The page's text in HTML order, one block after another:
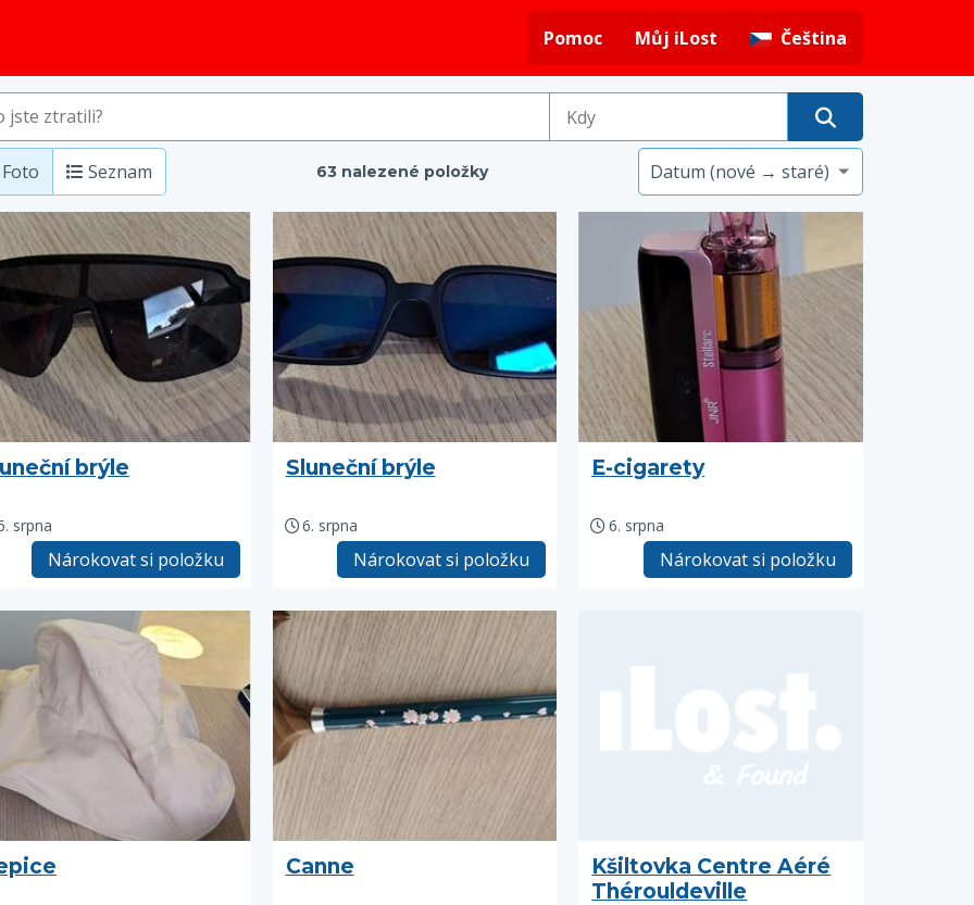
Pomoc
Můj iLost Čeština
Foto Seznam 63 nalezené položky
brýle
srpna
Nárokovat si položku
Sluneční brýle
6. srpna
Nárokovat si položku
E-cigarety
6. srpna
Nárokovat si položku
Canne
Kšiltovka Centre Aéré
Thérouldeville